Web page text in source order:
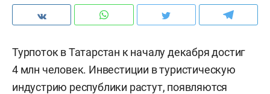
Турпоток в Татарстан к началу декабря достиг
4 млн человек. Инвестиции в туристическую
индустрию республики растут, появляются